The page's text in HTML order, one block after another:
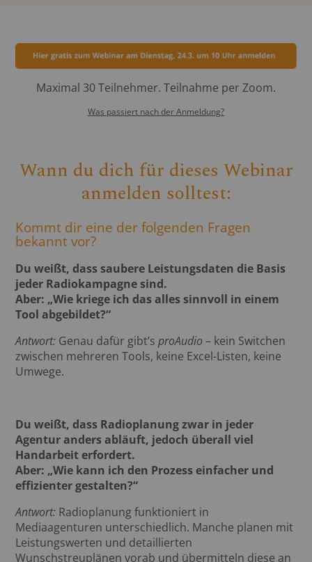
Maximal 30 Teilnehmer. Teilnahme per Zoom.
Was passiert nach der Anmeldung?
Wann du dich für dieses Webinar
anmelden solltest:
Kommt dir eine der folgenden Fragen
bekannt vor?
Du weißt, dass saubere Leistungsdaten die Basis
jeder Radiokampagne sind.
Aber: „Wie kriege ich das alles sinnvoll in einem
Tool abgebildet?“
Antwort: Genau dafür gibt’sproAudio – kein Switchen
zwischen mehreren Tools, keine Excel-Listen, keine
Umwege.
Du weißt, dass Radioplanung zwar in jeder
Agentur anders abläuft, jedoch überall viel
Handarbeit erfordert.
Aber: „Wie kann ich den Prozess einfacher und
effizienter gestalten?“
Antwort: Radioplanung funktioniert in
Mediaagenturen unterschiedlich. Manche planen mit
Leistungswerten und detaillierten
Wunschstreuplänen vorab und übermitteln diese an